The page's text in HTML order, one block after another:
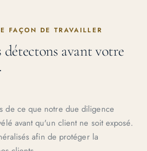
FAÇON DE TRAVAILLER
détectons avant votre
de ce que notre due diligence
avant qu'un client ne soit exposé.
afin de protéger la